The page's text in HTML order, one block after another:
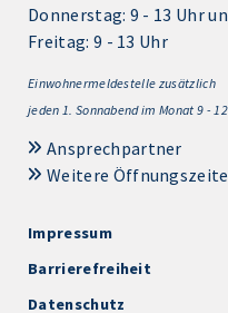
Donnerstag: 9 - 13 Uhr
Freitag: 9 - 13 Uhr
Einwohnermeldestelle zusätzlich
jeden 1. Sonnabend im Monat 9 -
Ansprechpartner
Weitere
Impressum
Barrierefreiheit
Datenschutz